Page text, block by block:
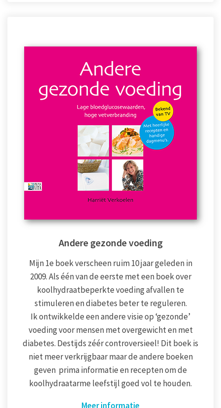
Andere gezonde voeding
Mijn 1e boek verscheen ruim 10 jaar geleden in
2009. Als één van de eerste met een boek over
koolhydraatbeperkte voeding afvallen te
stimuleren en diabetes beter te reguleren.
Ik ontwikkelde een andere visie op ‘gezonde’
voeding voor mensen met overgewicht en met
diabetes. Destijds zéér controversieel! Dit boek is
niet meer verkrijgbaar maar de andere boeken
geven prima informatie en recepten om de
koolhydraatarme leefstijl goed vol te houden.
Meer informatie